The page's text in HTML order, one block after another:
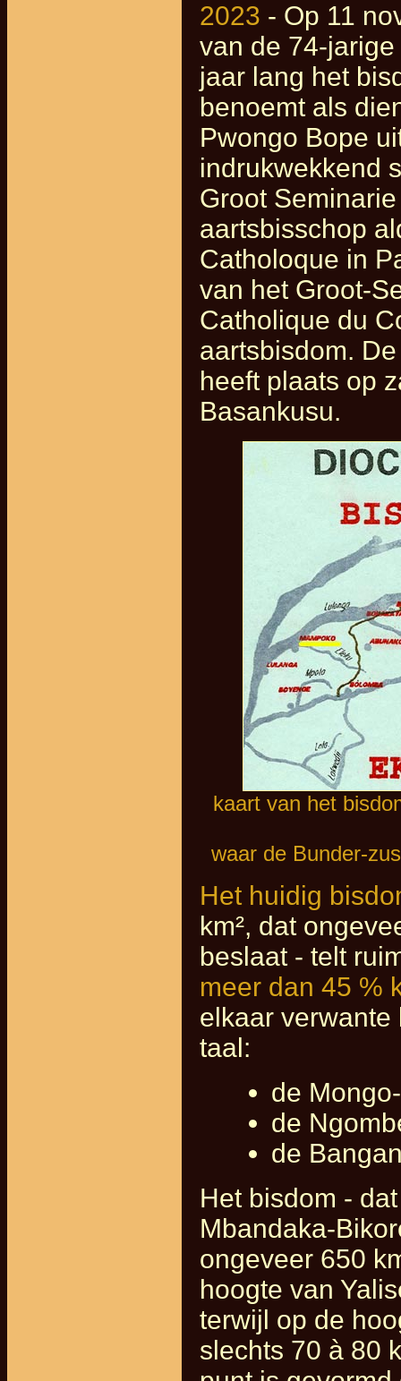
2023 - Op 11
van de 74-
jaar lang het
benoemt als
Pwongo Bope
indrukwekkend
Groot
aartsbisschop
Catholoque in
van het Groot-
Catholique du
aartsbisdom.
heeft plaats op
Basankusu.
kaart van het
waar de Bunder-
Het huidig
km², dat
beslaat - telt
meer dan 45 %
elkaar verwante
taal:
de
de
de
Het bisdom -
Mbandaka-
ongeveer 650
hoogte van
terwijl op de
slechts 70 à 80